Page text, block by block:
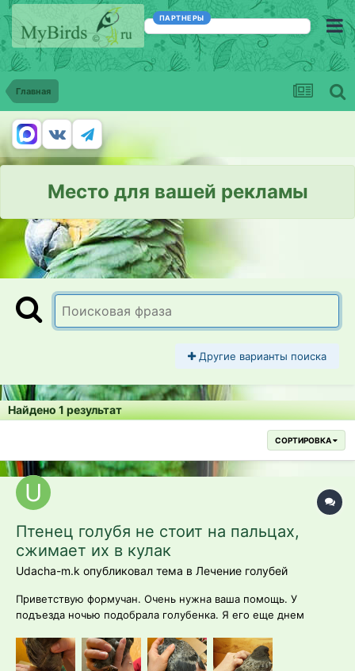
ПАРТНЕРЫ
Главная
Место для вашей рекламы
Другие варианты поиска
Найдено 1 результат
СОРТИРОВКА
Птенец голубя не стоит на пальцах,
сжимает их в кулак
Udacha-m.k опубликовал тема в Лечение голубей
Приветствую формучан. Очень нужна ваша помощь. У
подъезда ночью подобрала голубенка. Я его еще днем
как все голуби полетели на газон есть зерно (я
подкармливаю). Голубенок был без хвоста, торчало всего